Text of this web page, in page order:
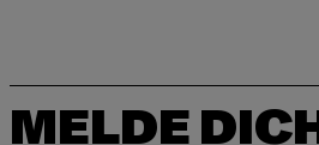
MELDE